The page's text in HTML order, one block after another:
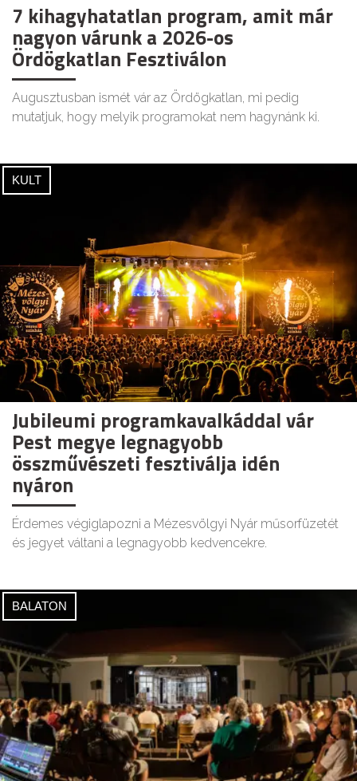
7 kihagyhatatlan program, amit már
nagyon várunk a 2026-os
Ördögkatlan Fesztiválon
Augusztusban ismét vár az Ördögkatlan, mi pedig
mutatjuk, hogy melyik programokat nem hagynánk ki.
KULT
Jubileumi programkavalkáddal vár
Pest megye legnagyobb
összművészeti fesztiválja idén
nyáron
Érdemes végiglapozni a Mézesvölgyi Nyár műsorfüzetét
és jegyet váltani a legnagyobb kedvencekre.
BALATON